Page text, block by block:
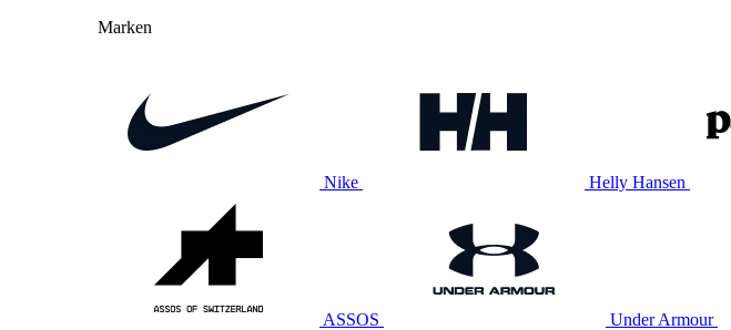
Marken
Nike Helly Hansen
ASSOS Under Armour